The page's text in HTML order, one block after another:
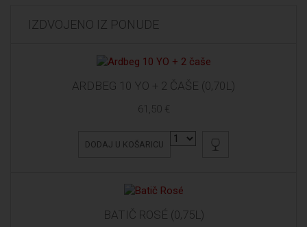
IZDVOJENO IZ PONUDE
ARDBEG 10 YO + 2 ČAŠE (0,70L)
61,50 €
DODAJ U KOŠARICU
BATIČ ROSÉ (0,75L)